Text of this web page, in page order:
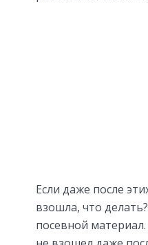
Если даже после
взошла, что
посевной